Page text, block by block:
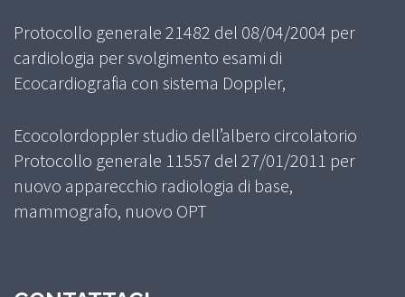
Protocollo generale 21482 del 08/04/2004 per
cardiologia per svolgimento esami di
Ecocardiografia con sistema Doppler,
Ecocolordoppler studio dell’albero circolatorio
Protocollo generale 11557 del 27/01/2011 per
nuovo apparecchio radiologia di base,
mammografo, nuovo OPT